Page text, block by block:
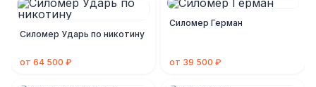
Силомер Ударь по никотину
от 64 500 ₽
Силомер Герман
от 39 500 ₽